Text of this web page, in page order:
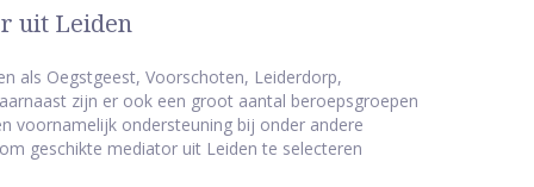
uit Leiden
als Oegstgeest, Voorschoten, Leiderdorp,
zijn er ook een groot aantal beroepsgroepen
voornamelijk ondersteuning bij onder andere
geschikte mediator uit Leiden te selecteren